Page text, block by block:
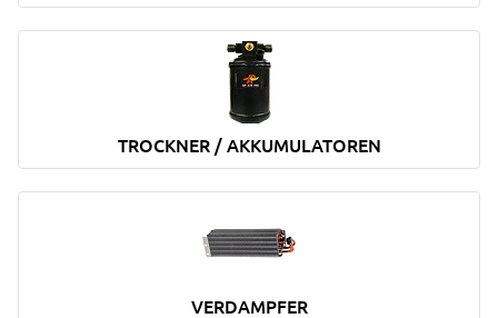
TROCKNER / AKKUMULATOREN
VERDAMPFER